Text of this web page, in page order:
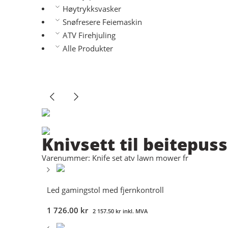
Høytrykksvasker
Snøfresere Feiemaskin
ATV Firehjuling
Alle Produkter
Knivsett til
Varenummer: Knife set atv lawn mower fr
Led gamingstol med fjernkontroll
1 726.00 kr 2 157.50 kr inkl. MVA